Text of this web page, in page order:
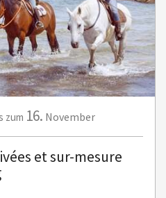
zum 16. November
et sur-mesure